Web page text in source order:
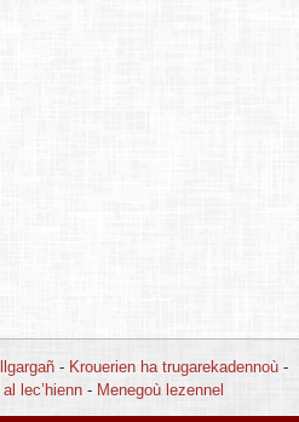
- Krouerien ha trugarekadennoù -
lec’hienn- Menegoù lezennel